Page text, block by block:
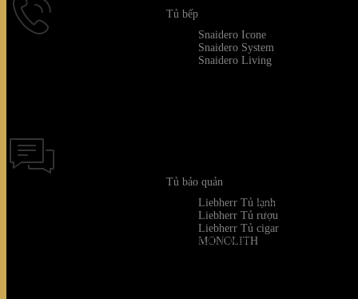
Tủ bếp
Snaidero Icone
Snaidero System
Snaidero Living
Tủ bảo quản
Liebherr Tủ lạnh
Liebherr Tủ rượu
Liebherr Tủ cigar
MONOLITH
CHAT TRỰC
Thời gian hỗ trợ trực tuyến: Từ 8h-17h tất cả